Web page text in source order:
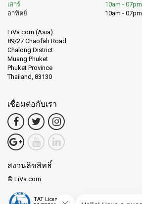
เสาร์
10am - 07pm
อาทิตย์
10am - 07pm
LiVa.com (Asia)
89/27 Chaofah Road
Chalong District
Muang Phuket
Phuket Province
Thailand, 83130
เชื่อมต่อกับเรา
สงวนลิขสิทธิ์
© LiVa.com
TAT License